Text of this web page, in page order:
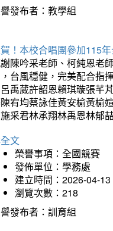
發布者：教學組
！本校合唱團參加115
陳吟采老師、柯純恩老
台風穩健，完美配合指
禹葳許韶恩賴琪璇張芊
宥均蔡詠佳黃安榆黃榆
采君林承翔林禹恩林郁
文
榮譽事項：全國競賽
發佈單位：學務處
建立時間：2026-04-13
瀏覽次數：218
發布者：訓育組